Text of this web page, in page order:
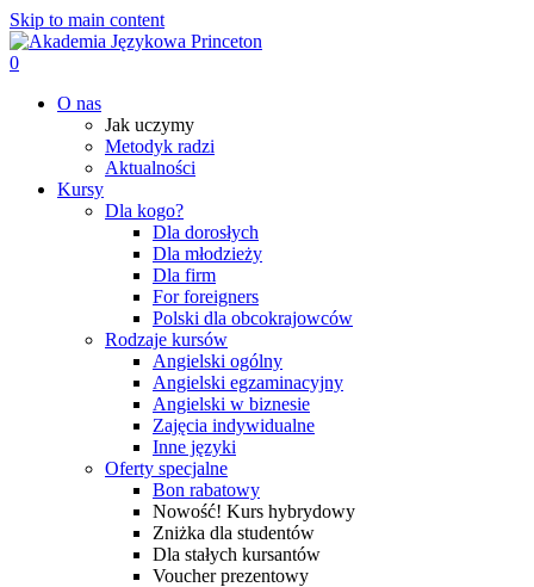
Skip to main content
0
O nas
Jak uczymy
Metodyk radzi
Aktualności
Kursy
Dla kogo?
Dla dorosłych
Dla młodzieży
Dla firm
For foreigners
Polski dla obcokrajowców
Rodzaje kursów
Angielski ogólny
Angielski egzaminacyjny
Angielski w biznesie
Zajęcia indywidualne
Inne języki
Oferty specjalne
Bon rabatowy
Nowość! Kurs hybrydowy
Zniżka dla studentów
Dla stałych kursantów
Voucher prezentowy